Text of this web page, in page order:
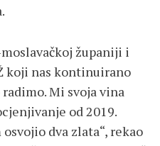
županiji i
koji nas kontinuirano
Mi svoja vina
od 2019.
dva zlata“, rekao